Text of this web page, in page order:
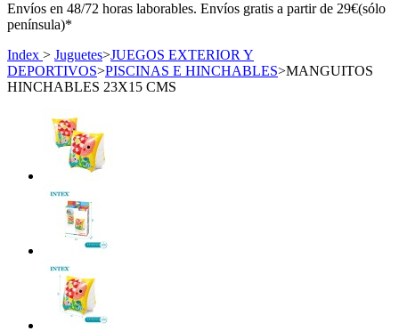
Envíos en 48/72 horas laborables. Envíos gratis a partir de 29€(sólo
península)*
Index > Juguetes>JUEGOS EXTERIOR Y
DEPORTIVOS>PISCINAS E HINCHABLES>MANGUITOS
HINCHABLES 23X15 CMS